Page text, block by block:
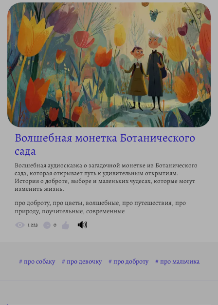
Волшебная монетка Ботанического
сада
Волшебная аудиосказка о загадочной монетке из Ботанического
сада, которая открывает путь к удивительным открытиям.
История о доброте, выборе и маленьких чудесах, которые могут
изменить жизнь.
про доброту, про цветы, волшебные, про путешествия, про
природу, поучительные, современные
1 223 0 🔊
про собаку про девочку про доброту про мальчика